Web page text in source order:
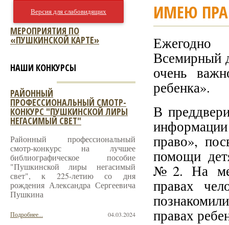
ИМЕЮ
Всемирный
очень
ребенка».
В
право»,
помощи
№2. На
правах
правах
Версия для слабовидящих
МЕРОПРИЯТИЯ ПО
«ПУШКИНСКОЙ КАРТЕ»
НАШИ КОНКУРСЫ
РАЙОННЫЙ
ПРОФЕССИОНАЛЬНЫЙ СМОТР-
КОНКУРС "ПУШКИНСКОЙ ЛИРЫ
НЕГАСИМЫЙ СВЕТ"
Районный профессиональный
смотр-конкурс на лучшее
библиографическое пособие
"Пушкинской лиры негасимый
свет", к 225-летию со дня
рождения Александра Сергеевича
Пушкина
04.03.2024
Подробнее...